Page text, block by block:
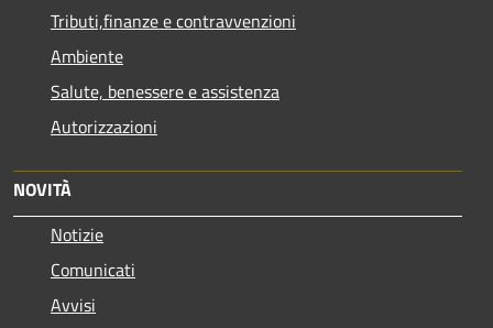
Tributi,finanze e contravvenzioni
Ambiente
Salute, benessere e assistenza
Autorizzazioni
NOVITÀ
Notizie
Comunicati
Avvisi